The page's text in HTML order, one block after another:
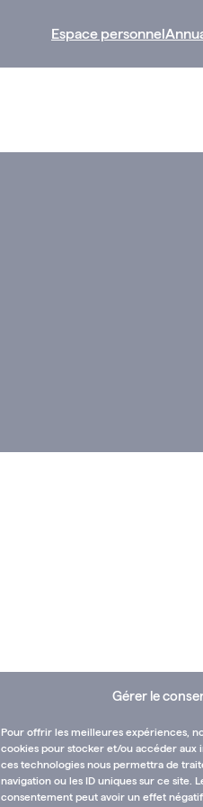
Gérer le
Pour offrir les meilleures expériences,
cookies pour stocker et/ou accéder aux
ces technologies nous permettra de
navigation ou les ID uniques sur ce site.
consentement peut avoir un effet
Espace personnel